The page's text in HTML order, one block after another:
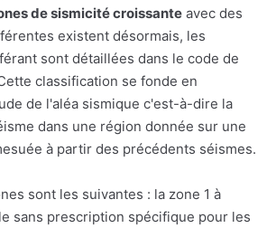
de sismicité croissante avec des
existent désormais, les
sont détaillées dans le code de
classification se fonde en
de l'aléa sismique c'est-à-dire la
dans une région donnée sur une
à partir des précédents séismes.
sont les suivantes : la zone 1 à
sans prescription spécifique pour les